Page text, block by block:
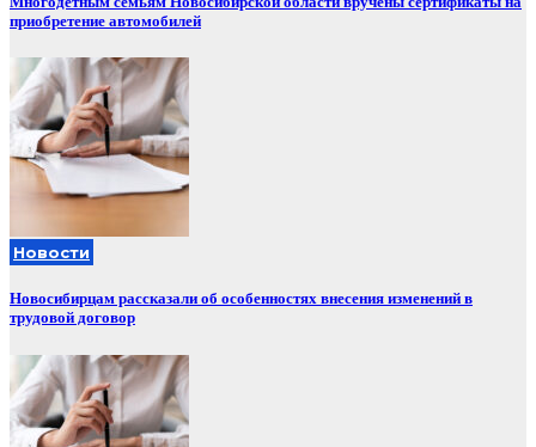
приобретение автомобилей
Новости
Новосибирцам рассказали об особенностях внесения изменений в
трудовой договор